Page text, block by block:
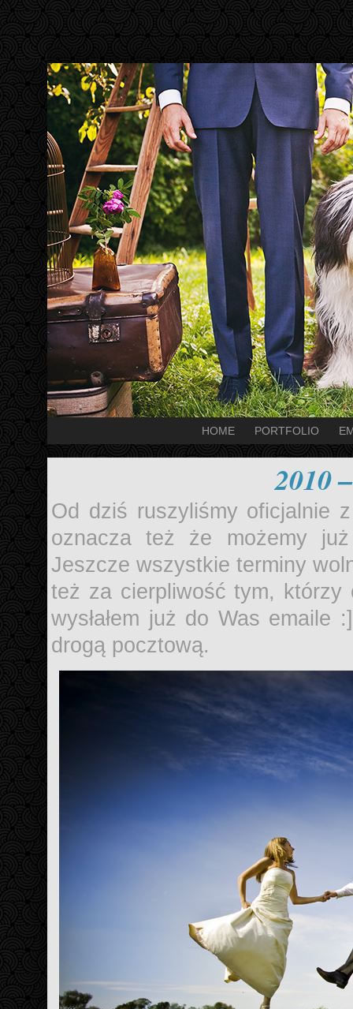
HOME PORTFOLIO
2010
Od dziś ruszyliśmy oficjalnie
oznacza też że możemy
Jeszcze wszystkie terminy
też za cierpliwość tym,
wysłałem już do Was emaile
drogą pocztową.